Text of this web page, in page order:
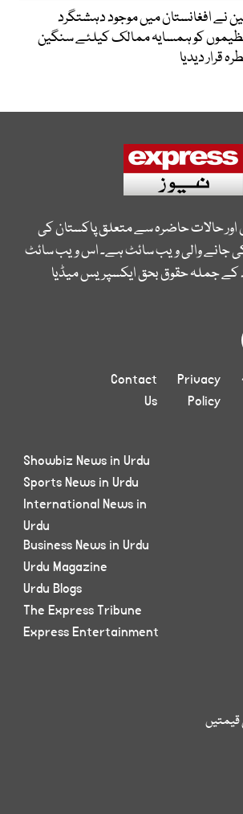
نے افغانستان میں موجود دہشتگرد
کو ہمسایہ ممالک کیلئے سنگین
قرار دیدیا
اور حالات حاضرہ سے متعلق پاکستان کی
جانے والی ویب سائٹ ہے۔ اس ویب سائٹ
کے جملہ حقوق بحق ایکسپریس میڈیا
Privacy
Policy
Contact
Us
قیمتیں
Showbiz News in Urdu
Sports News in Urdu
International News in
Urdu
Business News in Urdu
Urdu Magazine
Urdu Blogs
The Express Tribune
Express Entertainment